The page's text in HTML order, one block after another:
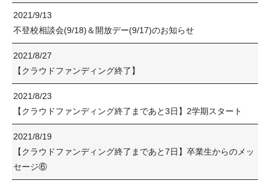
2021/9/13
不登校相談会(9/18)＆開放デー(9/17)のお知らせ
2021/8/27
【クラウドファンディング終了】
2021/8/23
【クラウドファンディング終了まであと3日】2学期スタート
2021/8/19
【クラウドファンディング終了まであと7日】卒業生からのメッ
セージ⑥